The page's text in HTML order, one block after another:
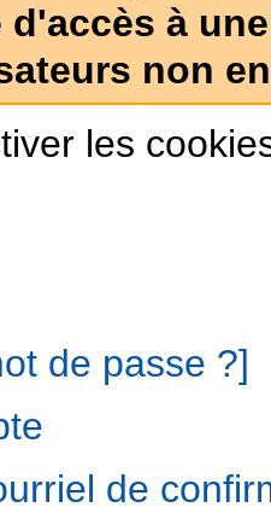
d'accès à
non
les
de passe ?]
de